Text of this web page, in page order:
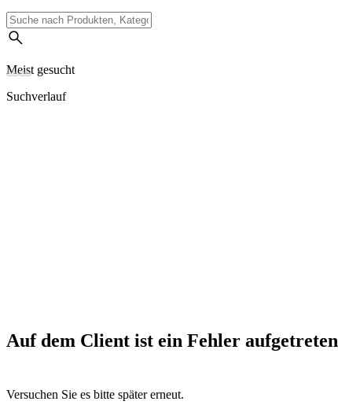
Meist gesucht
Suchverlauf
Auf dem Client ist ein Fehler aufgetreten
Versuchen Sie es bitte später erneut.